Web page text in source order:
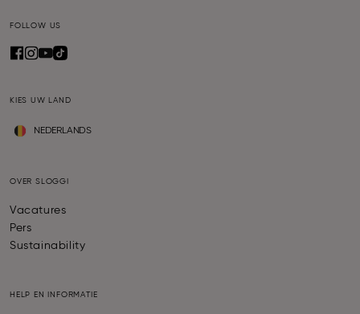
FOLLOW US
KIES UW LAND
NEDERLANDS
OVER SLOGGI
Vacatures
Pers
Sustainability
HELP EN INFORMATIE